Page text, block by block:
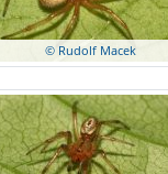
© Rudolf Macek